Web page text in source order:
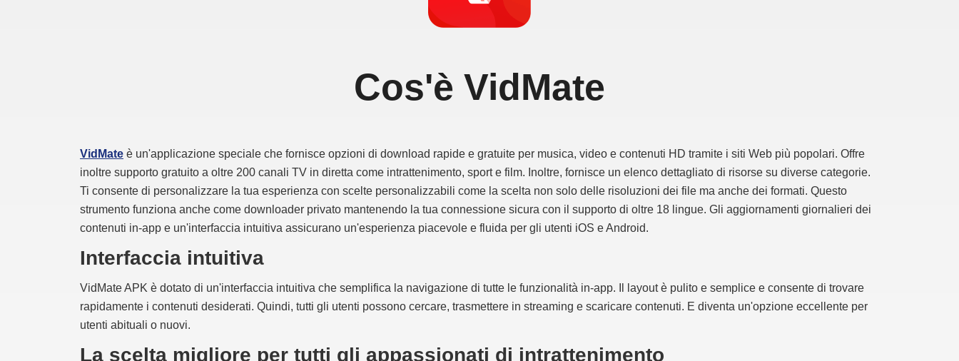
Cos'è VidMate
VidMate è un'applicazione speciale che fornisce opzioni di download rapide e gratuite per musica, video e contenuti HD tramite i siti Web più popolari. Offre
inoltre supporto gratuito a oltre 200 canali TV in diretta come intrattenimento, sport e film. Inoltre, fornisce un elenco dettagliato di risorse su diverse categorie.
Ti consente di personalizzare la tua esperienza con scelte personalizzabili come la scelta non solo delle risoluzioni dei file ma anche dei formati. Questo
strumento funziona anche come downloader privato mantenendo la tua connessione sicura con il supporto di oltre 18 lingue. Gli aggiornamenti giornalieri dei
contenuti in-app e un'interfaccia intuitiva assicurano un'esperienza piacevole e fluida per gli utenti iOS e Android.
Interfaccia intuitiva
VidMate APK è dotato di un'interfaccia intuitiva che semplifica la navigazione di tutte le funzionalità in-app. Il layout è pulito e semplice e consente di trovare
rapidamente i contenuti desiderati. Quindi, tutti gli utenti possono cercare, trasmettere in streaming e scaricare contenuti. E diventa un'opzione eccellente per
utenti abituali o nuovi.
La scelta migliore per tutti gli appassionati di intrattenimento